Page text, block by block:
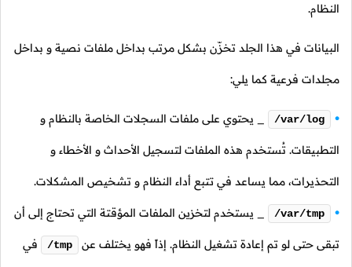
النظام.
البيانات في هذا الجلد تخزّن بشكل مرتب بداخل ملفات نصية و بداخل
مجلدات فرعية كما يلي:
/var/log _ يحتوي على ملفات السجلات الخاصة بالنظام و
التطبيقات. تُستخدم هذه الملفات لتسجيل الأحداث و الأخطاء و
التحذيرات، مما يساعد في تتبع أداء النظام و تشخيص المشكلات.
/var/tmp _ يستخدم لتخزين الملفات المؤقتة التي تحتاج إلى أن
تبقى حتى لو تم إعادة تشغيل النظام. إذاً فهو يختلف عن /tmp في